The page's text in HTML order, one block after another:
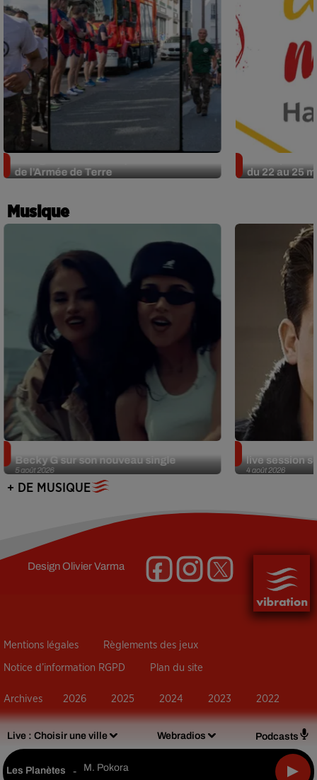
Live : Choisir une ville Webradios Podcasts
Les Planètes - M. Pokora
de l’Armée de Terre
du 22 au 25
Musique
5 août 2026
Becky G sur son nouveau single
4 août 2026
live session
+ DE MUSIQUE
DesignOlivier Varma
Mentions légales Règlements des jeux
Notice d’information RGPD Plan du site
Archives 2026 2025 2024 2023 2022